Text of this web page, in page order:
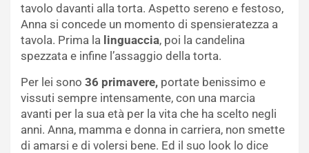
tavolo davanti alla torta. Aspetto sereno e festoso,
Anna si concede un momento di spensieratezza a
tavola. Prima la linguaccia, poi la candelina
spezzata e infine l’assaggio della torta.
Per lei sono 36 primavere, portate benissimo e
vissuti sempre intensamente, con una marcia
avanti per la sua età per la vita che ha scelto negli
anni. Anna, mamma e donna in carriera, non smette
di amarsi e di volersi bene. Ed il suo look lo dice